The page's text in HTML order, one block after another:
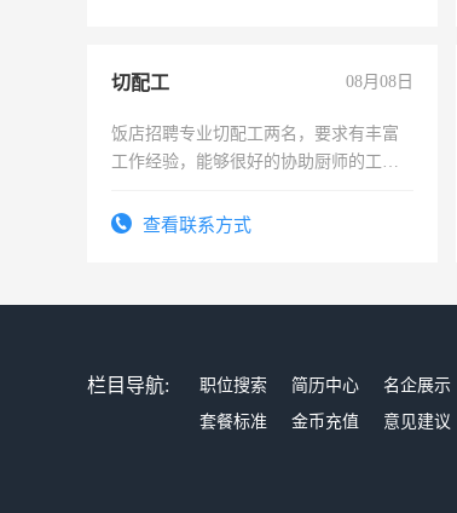
切配工 08月08日
饭店招聘专业切配工两名，要求有丰富
工作经验，能够很好的协助厨师的工
4500。查看联系方式
栏目导航: 职位搜索 简历中心 名企展示
套餐标准
金币充值 意见建议